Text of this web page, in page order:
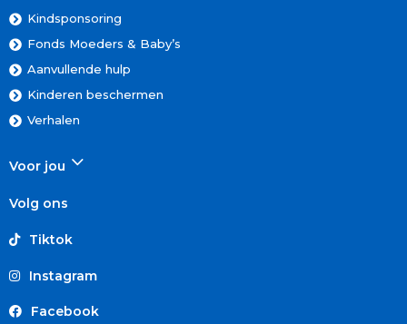
Kindsponsoring
Fonds Moeders & Baby’s
Aanvullende hulp
Kinderen beschermen
Verhalen
Voor jou
Volg ons
Tiktok
Instagram
Facebook